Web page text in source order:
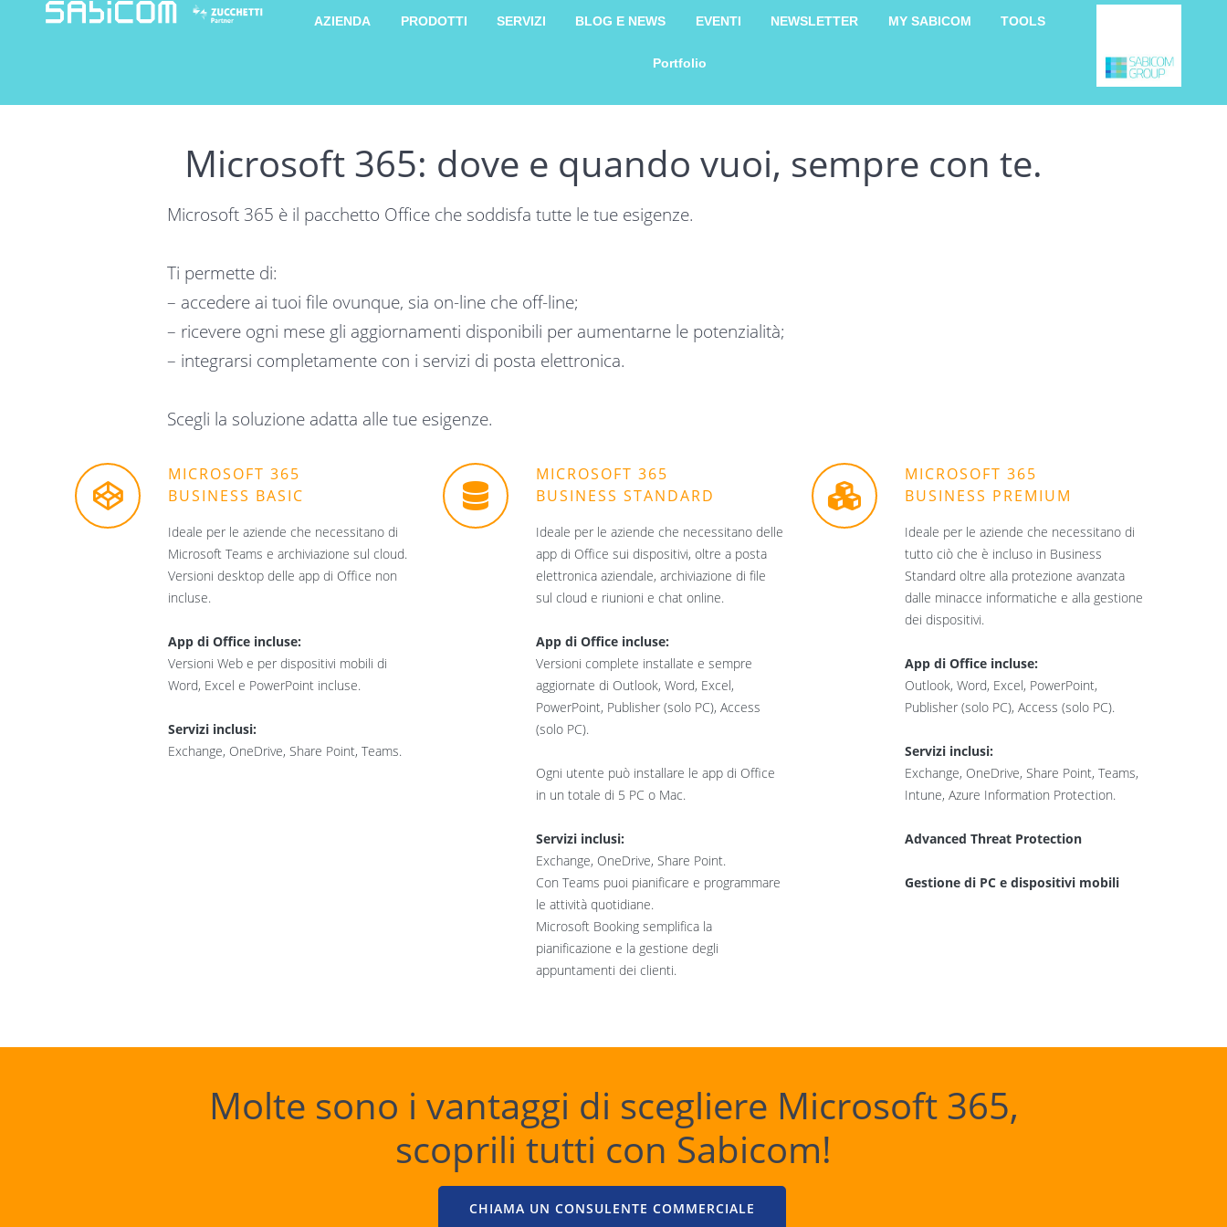
AZIENDA PRODOTTI SERVIZI BLOG E NEWS EVENTI NEWSLETTER MY SABICOM TOOLS
Portfolio
Microsoft 365: dove e quando vuoi, sempre con te.
Microsoft 365 è il pacchetto Office che soddisfa tutte le tue esigenze.
Ti permette di:
– accedere ai tuoi file ovunque, sia on-line che off-line;
– ricevere ogni mese gli aggiornamenti disponibili per aumentarne le potenzialità;
– integrarsi completamente con i servizi di posta elettronica.
Scegli la soluzione adatta alle tue esigenze.
MICROSOFT 365
BUSINESS BASIC
Ideale per le aziende che necessitano di
Microsoft Teams e archiviazione sul cloud.
Versioni desktop delle app di Office non
incluse.
App di Office incluse:
Versioni Web e per dispositivi mobili di
Word, Excel e PowerPoint incluse.
Servizi inclusi:
Exchange, OneDrive, Share Point, Teams.
MICROSOFT 365
BUSINESS STANDARD
Ideale per le aziende che necessitano delle
app di Office sui dispositivi, oltre a posta
elettronica aziendale, archiviazione di file
sul cloud e riunioni e chat online.
App di Office incluse:
Versioni complete installate e sempre
aggiornate di Outlook, Word, Excel,
PowerPoint, Publisher (solo PC), Access
(solo PC).
Ogni utente può installare le app di Office
in un totale di 5 PC o Mac.
Servizi inclusi:
Exchange, OneDrive, Share Point.
Con Teams puoi pianificare e programmare
le attività quotidiane.
Microsoft Booking semplifica la
pianificazione e la gestione degli
appuntamenti dei clienti.
MICROSOFT 365
BUSINESS PREMIUM
Ideale per le aziende che necessitano di
tutto ciò che è incluso in Business
Standard oltre alla protezione avanzata
dalle minacce informatiche e alla gestione
dei dispositivi.
App di Office incluse:
Outlook, Word, Excel, PowerPoint,
Publisher (solo PC), Access (solo PC).
Servizi inclusi:
Exchange, OneDrive, Share Point, Teams,
Intune, Azure Information Protection.
Advanced Threat Protection
Gestione di PC e dispositivi mobili
Molte sono i vantaggi di scegliere Microsoft 365,
scoprili tutti con Sabicom!
CHIAMA UN CONSULENTE COMMERCIALE